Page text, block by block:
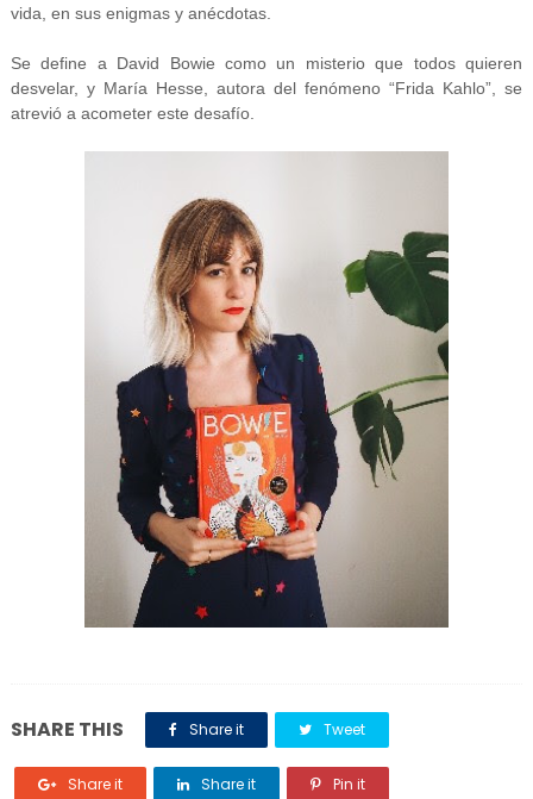
vida, en sus enigmas y anécdotas.
Se define a David Bowie como un misterio que todos quieren
desvelar, y María Hesse, autora del fenómeno “Frida Kahlo”, se
atrevió a acometer este desafío.
SHARE THIS Share it Tweet
Share it Share it Pin it